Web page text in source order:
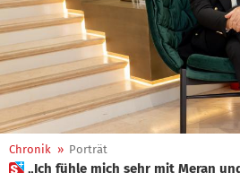
Chronik » Porträt
 „Ich fühle mich sehr mit Meran und seiner Geschichte